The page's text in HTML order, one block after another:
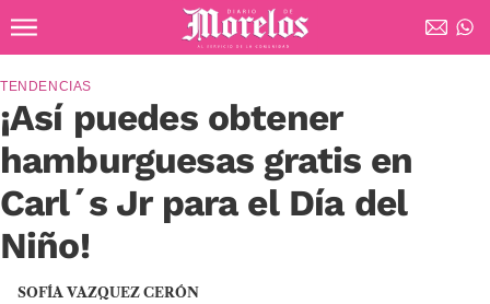
Diario de Morelos
¡Así puedes obtener
hamburguesas gratis en
Carl´s Jr para el Día del
Niño!
TENDENCIAS
SOFÍA VAZQUEZ CERÓN